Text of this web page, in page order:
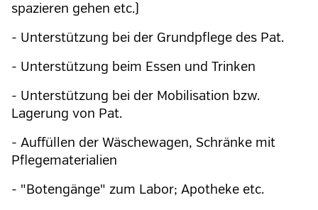
spazieren gehen etc.)
- Unterstützung bei der Grundpflege des Pat.
- Unterstützung beim Essen und Trinken
- Unterstützung bei der Mobilisation bzw.
Lagerung von Pat.
- Auffüllen der Wäschewagen, Schränke mit
Pflegematerialien
- "Botengänge" zum Labor; Apotheke etc.